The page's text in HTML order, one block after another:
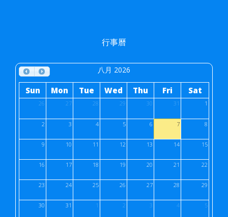
行事曆
八月 2026
Sun Mon Tue Wed Thu Fri Sat
26 27 28 29 30 31 1
2 3 4 5 6 7 8
9 10 11 12 13 14 15
16 17 18 19 20 21 22
23 24 25 26 27 28 29
30 31 1 2 3 4 5